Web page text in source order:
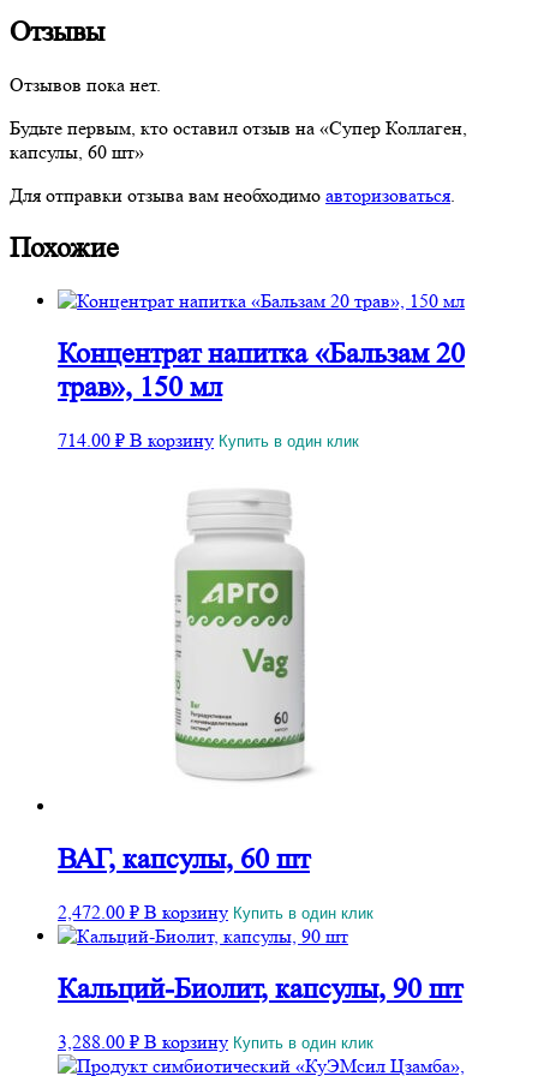
Отзывы
Отзывов пока нет.
Будьте первым, кто оставил отзыв на «Супер Коллаген,
капсулы, 60 шт»
Для отправки отзыва вам необходимо авторизоваться.
Похожие
Концентрат напитка «Бальзам 20
трав», 150 мл
714.00 ₽ В корзину Купить в один клик
ВАГ, капсулы, 60 шт
2,472.00 ₽ В корзину Купить в один клик
Кальций-Биолит, капсулы, 90 шт
3,288.00 ₽ В корзину Купить в один клик